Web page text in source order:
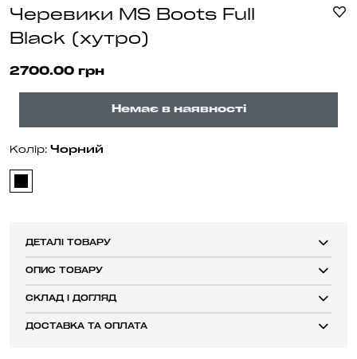
Черевики MS Boots Full
Black (хутро)
2700.00 грн
Немає в наявності
Колір: Чорний
ДЕТАЛІ ТОВАРУ
ОПИС ТОВАРУ
СКЛАД І ДОГЛЯД
ДОСТАВКА ТА ОПЛАТА